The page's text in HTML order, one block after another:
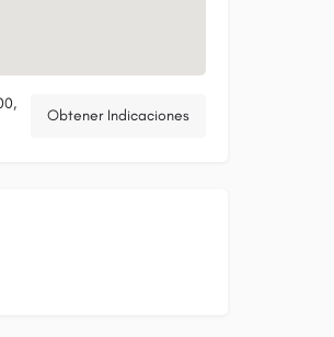
Obtener Indicaciones